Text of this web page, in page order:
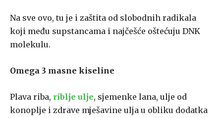
Na sve ovo, tu je i zaštita od slobodnih radikala
koji među supstancama i najčešće oštećuju DNK
molekulu.
Omega 3 masne kiseline
Plava riba, riblje ulje, sjemenke lana, ulje od
konoplje i zdrave mješavine ulja u obliku dodatka